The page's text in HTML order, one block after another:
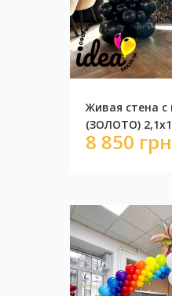
Живая стена с
(ЗОЛОТО)
8 850 грн